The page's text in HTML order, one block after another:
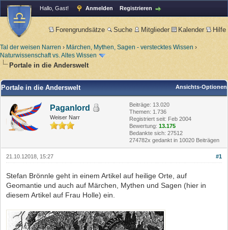
Hallo, Gast! Anmelden Registrieren
Forengrundsätze Suche Mitglieder Kalender Hilfe
Tal der weisen Narren › Märchen, Mythen, Sagen - verstecktes Wissen ›
Naturwissenschaft vs. Altes Wissen
Portale in die Anderswelt
Ansichts-Optionen
Portale in die Anderswelt
Paganlord
Weiser Narr
Beiträge: 13.020
Themen: 1.736
Registriert seit: Feb 2004
Bewertung: 13.175
Bedankte sich: 27512
274782x gedankt in 10020 Beiträgen
#1
21.10.12018, 15:27
Stefan Brönnle geht in einem Artikel auf heilige Orte, auf
Geomantie und auch auf Märchen, Mythen und Sagen (hier in
diesem Artikel auf Frau Holle) ein.